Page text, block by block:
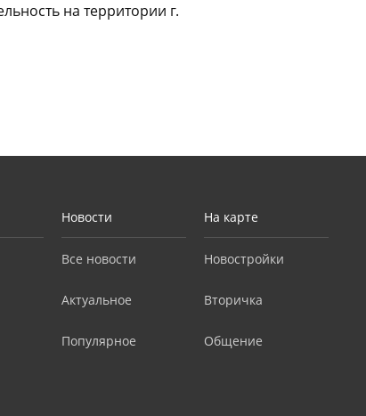
на территории г.
Новости
Все новости
Актуальное
Популярное
На карте
Новостройки
Вторичка
Общение